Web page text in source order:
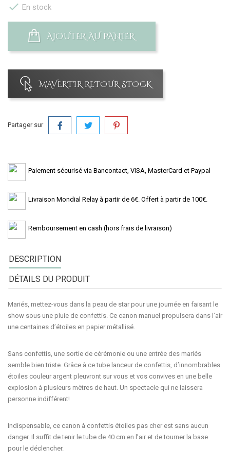
 En stock
AJOUTER AU PANIER
M'AVERTIR RETOUR STOCK
Partager sur
Paiement sécurisé via Bancontact, VISA, MasterCard et Paypal
Livraison Mondial Relay à partir de 6€. Offert à partir de 100€.
Remboursement en cash (hors frais de livraison)
DESCRIPTION
DÉTAILS DU PRODUIT
Mariés, mettez-vous dans la peau de star pour une journée en faisant le
show sous une pluie de confettis. Ce canon manuel propulsera dans l’air
une centaines d’étoiles en papier métallisé.
Sans confettis, une sortie de cérémonie ou une entrée des mariés
semble bien triste. Grâce à ce tube lanceur de confettis, d’innombrables
étoiles couleur argent pleuvront sur vous et vos convives en une belle
explosion à plusieurs mètres de haut. Un spectacle qui ne laissera
personne indifférent!
Indispensable, ce canon à confettis étoiles pas cher est sans aucun
danger. Il suffit de tenir le tube de 40 cm en l’air et de tourner la base
pour le déclencher.